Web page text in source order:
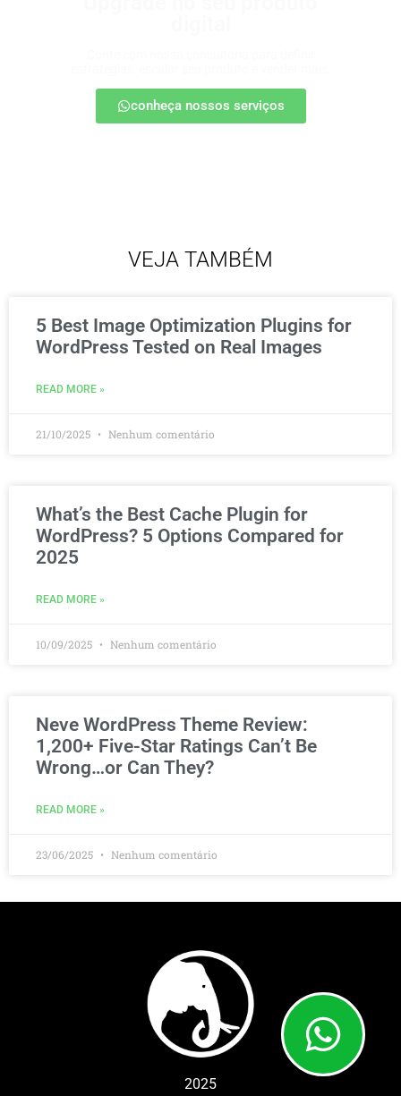
conheça nossos serviços
VEJA TAMBÉM
5 Best Image Optimization Plugins for
WordPress Tested on Real Images
READ MORE »
21/10/2025 Nenhum comentário
What’s the Best Cache Plugin for
WordPress? 5 Options Compared for
2025
READ MORE »
10/09/2025 Nenhum comentário
Neve WordPress Theme Review:
1,200+ Five-Star Ratings Can’t Be
Wrong…or Can They?
READ MORE »
23/06/2025 Nenhum comentário
2025